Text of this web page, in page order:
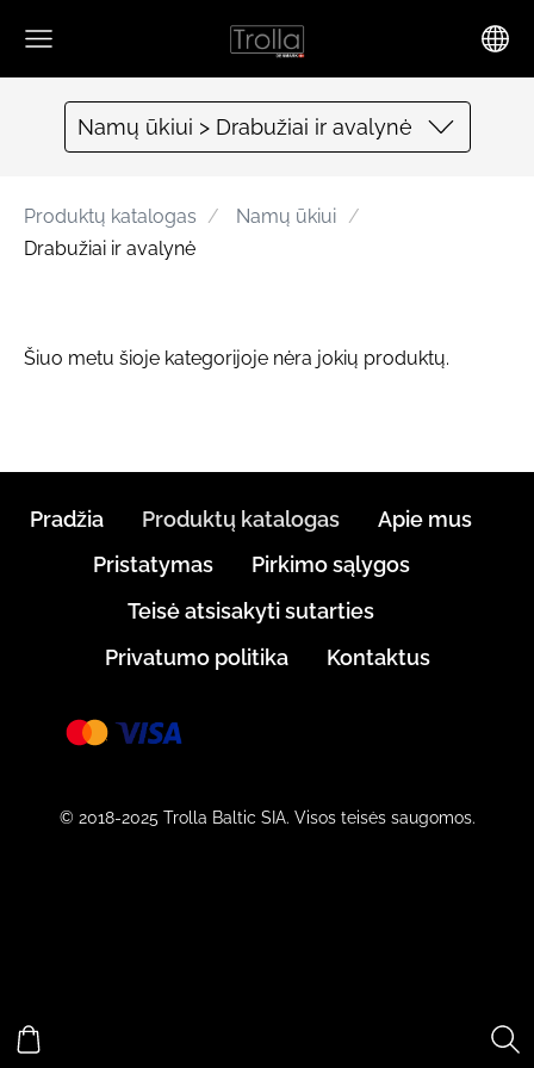
Namų ūkiui > Drabužiai ir avalynė
Produktų katalogas
Namų ūkiui
Drabužiai ir avalynė
Šiuo metu šioje kategorijoje nėra jokių produktų.
Pradžia Produktų katalogas
Apie mus
Pristatymas
Pirkimo sąlygos
Teisė atsisakyti sutarties
Privatumo politika
Kontaktus
© 2018-2025 Trolla Baltic SIA. Visos teisės saugomos.